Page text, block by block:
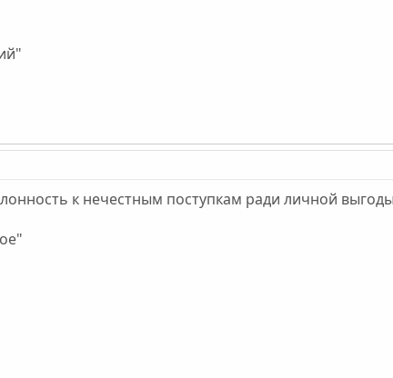
к нечестным поступкам ради личной